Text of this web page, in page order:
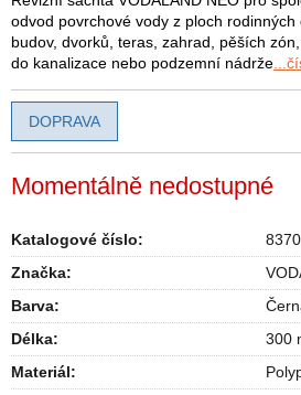
Momentálně nedostupné
odvod povrchové vody z ploch rodinných
budov, dvorků, teras, zahrad, pěších
do kanalizace nebo podzemní nádrže
Katalogové číslo:
Značka:
Barva:
Délka:
300
Materiál:
DOPRAVA